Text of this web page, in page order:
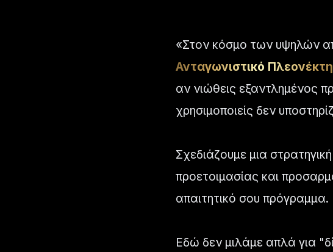
«Στον κόσμο των υψηλών
Ανταγωνιστικό
αν νιώθεις εξαντλημένος
χρησιμοποιείς δεν
Σχεδιάζουμε μια
προετοιμασίας και
απαιτητικό σου πρόγραμμα.
Εδώ δεν μιλάμε απλά για